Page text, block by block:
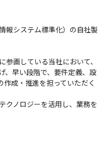
報システム標準化）の自社製
参画している当社において、
、早い段階で、要件定義、設
成・推進を担っていただく
クノロジーを活用し、業務を